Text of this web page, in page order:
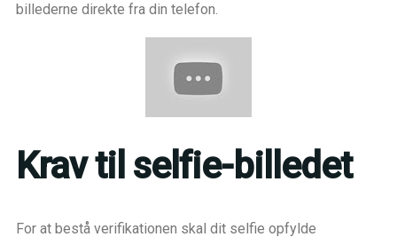
billederne direkte fra din telefon.
Krav til selfie-billedet
For at bestå verifikationen skal dit selfie opfylde